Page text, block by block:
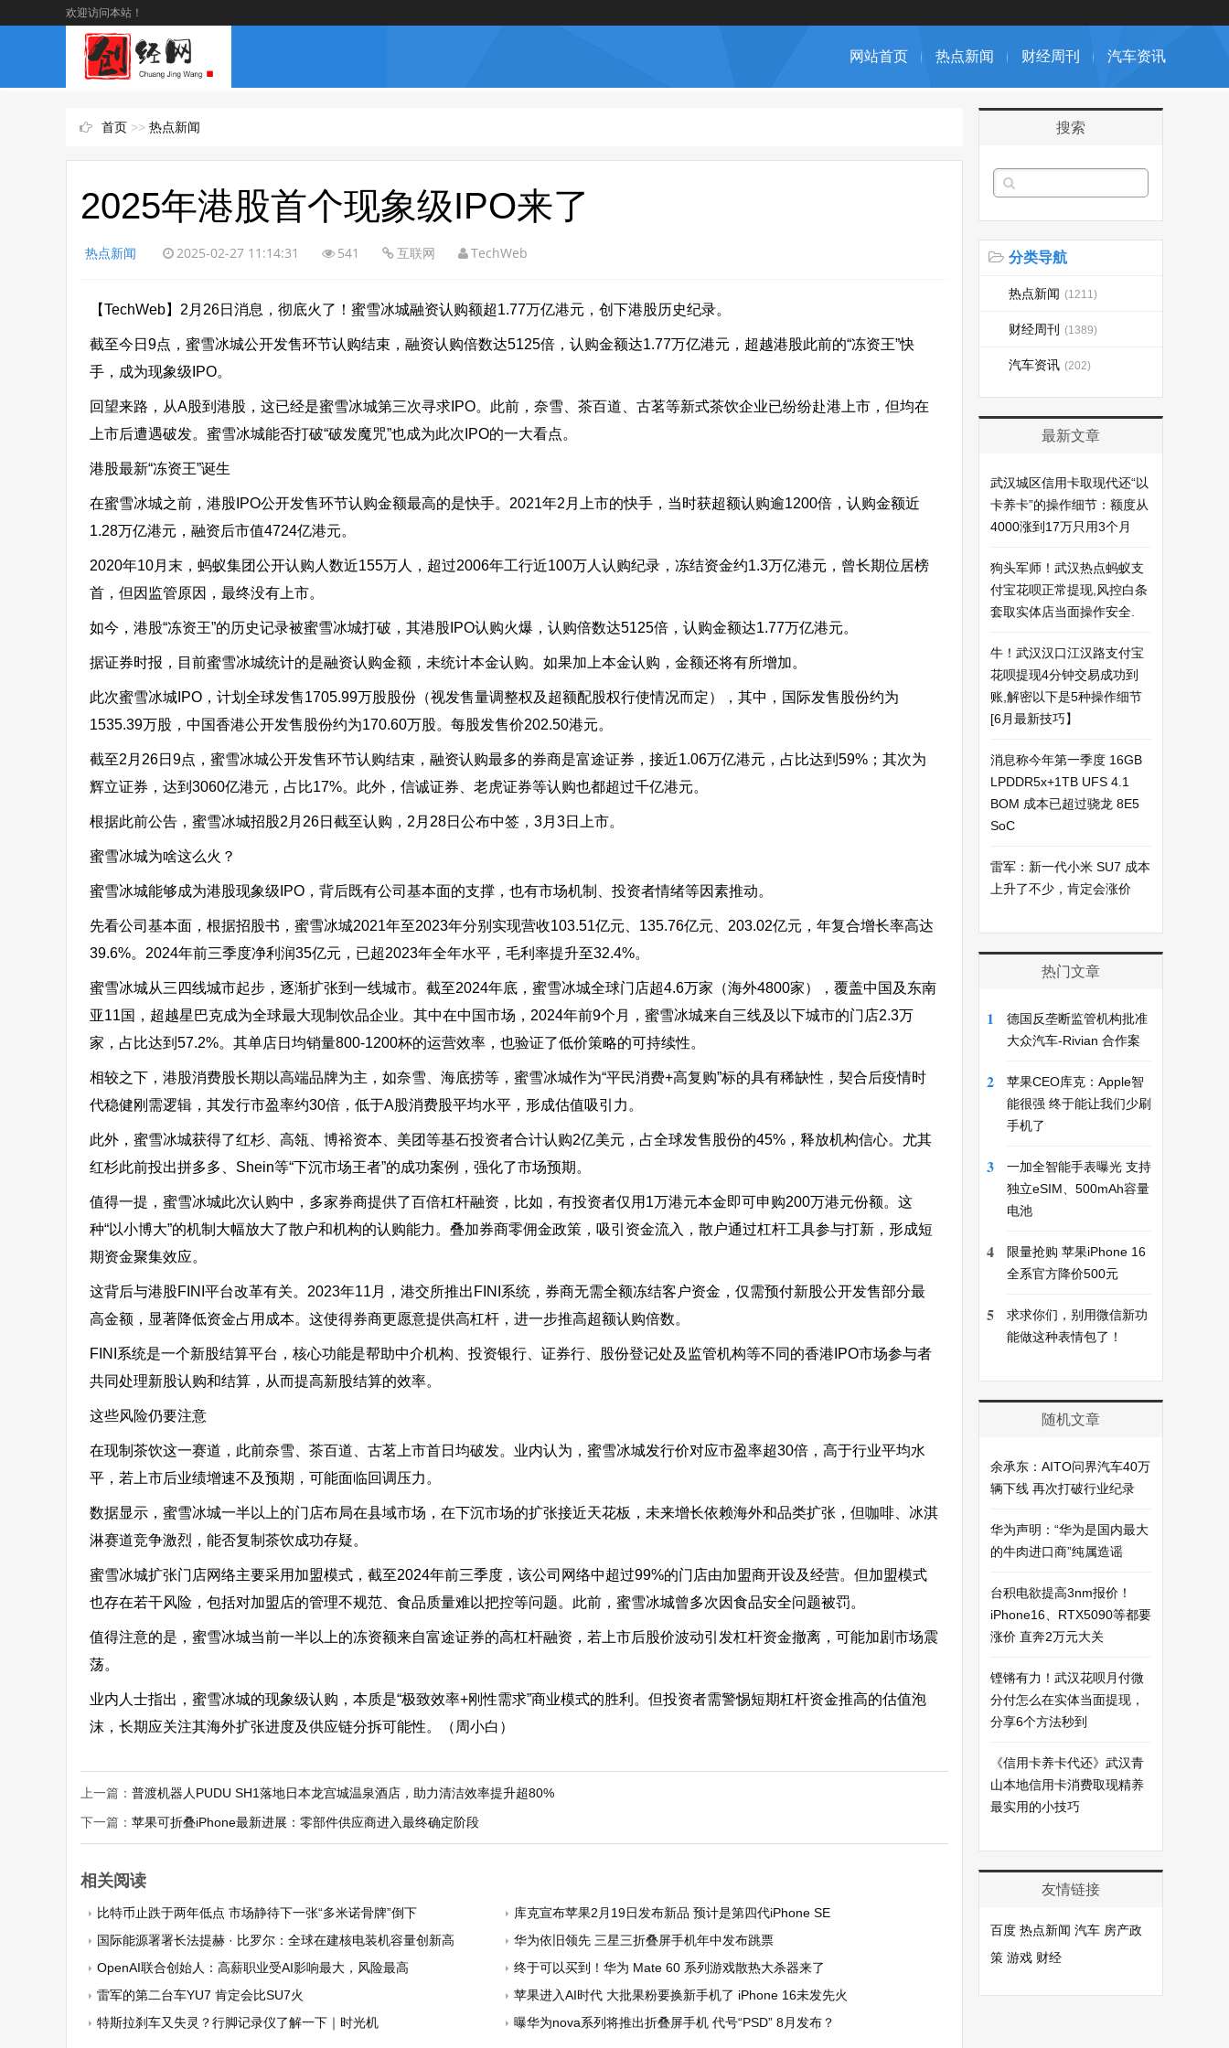
欢迎访问本站！
网站首页 热点新闻 财经周刊 汽车资讯
首页 >> 热点新闻
2025年港股首个现象级IPO来了
热点新闻 2025-02-27 11:14:31 541 互联网 TechWeb
【TechWeb】2月26日消息，彻底火了！蜜雪冰城融资认购额超1.77万亿港元，创下港股历史纪录。
截至今日9点，蜜雪冰城公开发售环节认购结束，融资认购倍数达5125倍，认购金额达1.77万亿港元，超越港股此前的“冻资王”快
手，成为现象级IPO。
回望来路，从A股到港股，这已经是蜜雪冰城第三次寻求IPO。此前，奈雪、茶百道、古茗等新式茶饮企业已纷纷赴港上市，但均在
上市后遭遇破发。蜜雪冰城能否打破“破发魔咒”也成为此次IPO的一大看点。
港股最新“冻资王”诞生
在蜜雪冰城之前，港股IPO公开发售环节认购金额最高的是快手。2021年2月上市的快手，当时获超额认购逾1200倍，认购金额近
1.28万亿港元，融资后市值4724亿港元。
2020年10月末，蚂蚁集团公开认购人数近155万人，超过2006年工行近100万人认购纪录，冻结资金约1.3万亿港元，曾长期位居榜
首，但因监管原因，最终没有上市。
如今，港股“冻资王”的历史记录被蜜雪冰城打破，其港股IPO认购火爆，认购倍数达5125倍，认购金额达1.77万亿港元。
据证券时报，目前蜜雪冰城统计的是融资认购金额，未统计本金认购。如果加上本金认购，金额还将有所增加。
此次蜜雪冰城IPO，计划全球发售1705.99万股股份（视发售量调整权及超额配股权行使情况而定），其中，国际发售股份约为
1535.39万股，中国香港公开发售股份约为170.60万股。每股发售价202.50港元。
截至2月26日9点，蜜雪冰城公开发售环节认购结束，融资认购最多的券商是富途证券，接近1.06万亿港元，占比达到59%；其次为
辉立证券，达到3060亿港元，占比17%。此外，信诚证券、老虎证券等认购也都超过千亿港元。
根据此前公告，蜜雪冰城招股2月26日截至认购，2月28日公布中签，3月3日上市。
蜜雪冰城为啥这么火？
蜜雪冰城能够成为港股现象级IPO，背后既有公司基本面的支撑，也有市场机制、投资者情绪等因素推动。
先看公司基本面，根据招股书，蜜雪冰城2021年至2023年分别实现营收103.51亿元、135.76亿元、203.02亿元，年复合增长率高达
39.6%。2024年前三季度净利润35亿元，已超2023年全年水平，毛利率提升至32.4%。
蜜雪冰城从三四线城市起步，逐渐扩张到一线城市。截至2024年底，蜜雪冰城全球门店超4.6万家（海外4800家），覆盖中国及东南
亚11国，超越星巴克成为全球最大现制饮品企业。其中在中国市场，2024年前9个月，蜜雪冰城来自三线及以下城市的门店2.3万
家，占比达到57.2%。其单店日均销量800-1200杯的运营效率，也验证了低价策略的可持续性。
相较之下，港股消费股长期以高端品牌为主，如奈雪、海底捞等，蜜雪冰城作为“平民消费+高复购”标的具有稀缺性，契合后疫情时
代稳健刚需逻辑，其发行市盈率约30倍，低于A股消费股平均水平，形成估值吸引力。
此外，蜜雪冰城获得了红杉、高瓴、博裕资本、美团等基石投资者合计认购2亿美元，占全球发售股份的45%，释放机构信心。尤其
红杉此前投出拼多多、Shein等“下沉市场王者”的成功案例，强化了市场预期。
值得一提，蜜雪冰城此次认购中，多家券商提供了百倍杠杆融资，比如，有投资者仅用1万港元本金即可申购200万港元份额。这
种“以小博大”的机制大幅放大了散户和机构的认购能力。叠加券商零佣金政策，吸引资金流入，散户通过杠杆工具参与打新，形成短
期资金聚集效应。
这背后与港股FINI平台改革有关。2023年11月，港交所推出FINI系统，券商无需全额冻结客户资金，仅需预付新股公开发售部分最
高金额，显著降低资金占用成本。这使得券商更愿意提供高杠杆，进一步推高超额认购倍数。
FINI系统是一个新股结算平台，核心功能是帮助中介机构、投资银行、证券行、股份登记处及监管机构等不同的香港IPO市场参与者
共同处理新股认购和结算，从而提高新股结算的效率。
这些风险仍要注意
在现制茶饮这一赛道，此前奈雪、茶百道、古茗上市首日均破发。业内认为，蜜雪冰城发行价对应市盈率超30倍，高于行业平均水
平，若上市后业绩增速不及预期，可能面临回调压力。
数据显示，蜜雪冰城一半以上的门店布局在县域市场，在下沉市场的扩张接近天花板，未来增长依赖海外和品类扩张，但咖啡、冰淇
淋赛道竞争激烈，能否复制茶饮成功存疑。
蜜雪冰城扩张门店网络主要采用加盟模式，截至2024年前三季度，该公司网络中超过99%的门店由加盟商开设及经营。但加盟模式
也存在若干风险，包括对加盟店的管理不规范、食品质量难以把控等问题。此前，蜜雪冰城曾多次因食品安全问题被罚。
值得注意的是，蜜雪冰城当前一半以上的冻资额来自富途证券的高杠杆融资，若上市后股价波动引发杠杆资金撤离，可能加剧市场震
荡。
业内人士指出，蜜雪冰城的现象级认购，本质是“极致效率+刚性需求”商业模式的胜利。但投资者需警惕短期杠杆资金推高的估值泡
沫，长期应关注其海外扩张进度及供应链分拆可能性。（周小白）
上一篇： 普渡机器人PUDU SH1落地日本龙宫城温泉酒店，助力清洁效率提升超80%
下一篇： 苹果可折叠iPhone最新进展：零部件供应商进入最终确定阶段
相关阅读
比特币止跌于两年低点 市场静待下一张“多米诺骨牌”倒下
库克宣布苹果2月19日发布新品 预计是第四代iPhone SE
国际能源署署长法提赫 · 比罗尔：全球在建核电装机容量创新高
华为依旧领先 三星三折叠屏手机年中发布跳票
OpenAI联合创始人：高薪职业受AI影响最大，风险最高
终于可以买到！华为 Mate 60 系列游戏散热大杀器来了
雷军的第二台车YU7 肯定会比SU7火
苹果进入AI时代 大批果粉要换新手机了 iPhone 16未发先火
特斯拉刹车又失灵？行脚记录仪了解一下｜时光机
曝华为nova系列将推出折叠屏手机 代号“PSD” 8月发布？
搜索
分类导航
热点新闻 (1211)
财经周刊 (1389)
汽车资讯 (202)
最新文章
武汉城区信用卡取现代还“以
卡养卡”的操作细节：额度从
4000涨到17万只用3个月
狗头军师！武汉热点蚂蚁支
付宝花呗正常提现,风控白条
套取实体店当面操作安全.
牛！武汉汉口江汉路支付宝
花呗提现4分钟交易成功到
账,解密以下是5种操作细节
[6月最新技巧】
消息称今年第一季度 16GB
LPDDR5x+1TB UFS 4.1
BOM 成本已超过骁龙 8E5
SoC
雷军：新一代小米 SU7 成本
上升了不少，肯定会涨价
热门文章
1
德国反垄断监管机构批准
大众汽车-Rivian 合作案
2
苹果CEO库克：Apple智
能很强 终于能让我们少刷
手机了
3
一加全智能手表曝光 支持
独立eSIM、500mAh容量
电池
4
限量抢购 苹果iPhone 16
全系官方降价500元
5
求求你们，别用微信新功
能做这种表情包了！
随机文章
余承东：AITO问界汽车40万
辆下线 再次打破行业纪录
华为声明：“华为是国内最大
的牛肉进口商”纯属造谣
台积电欲提高3nm报价！
iPhone16、RTX5090等都要
涨价 直奔2万元大关
铿锵有力！武汉花呗月付微
分付怎么在实体当面提现，
分享6个方法秒到
《信用卡养卡代还》武汉青
山本地信用卡消费取现精养
最实用的小技巧
友情链接
百度 热点新闻 汽车 房产政
策 游戏 财经